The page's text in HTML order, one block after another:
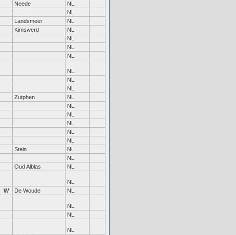
Neede
NL
NL
Landsmeer
NL
Kimswerd
NL
NL
NL
NL
NL
NL
NL
Zutphen
NL
NL
NL
NL
NL
NL
Stein
NL
NL
Oud Alblas NL
NL
W De Woude NL
NL
NL
NL